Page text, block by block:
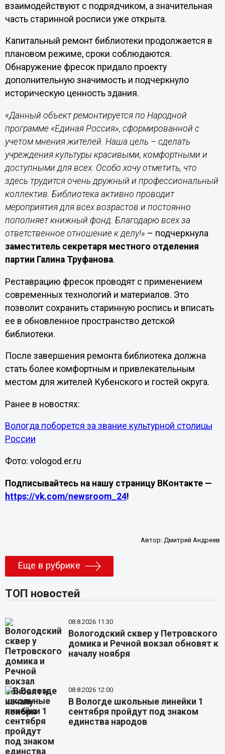
взаимодействуют с подрядчиком, а значительная
часть старинной росписи уже открыта.
Капитальный ремонт библиотеки продолжается в
плановом режиме, сроки соблюдаются.
Обнаружение фресок придало проекту
дополнительную значимость и подчеркнуло
историческую ценность здания.
«Данный объект ремонтируется по Народной
программе «Единая Россия», сформированной с
учетом мнения жителей. Наша цель – сделать
учреждения культуры красивыми, комфортными и
доступными для всех. Особо хочу отметить, что
здесь трудится очень дружный и профессиональный
коллектив. Библиотека активно проводит
мероприятия для всех возрастов и постоянно
пополняет книжный фонд. Благодарю всех за
ответственное отношение к делу!» – подчеркнула
заместитель секретаря местного отделения
партии Галина Труфанова.
Реставрацию фресок проводят с применением
современных технологий и материалов. Это
позволит сохранить старинную роспись и вписать
ее в обновленное пространство детской
библиотеки.
После завершения ремонта библиотека должна
стать более комфортным и привлекательным
местом для жителей Кубенского и гостей округа.
Ранее в новостях:
Вологда поборется за звание культурной столицы
России
Фото: vologod.er.ru
Подписывайтесь на нашу страницу ВКонтакте —
https://vk.com/newsroom_24!
Автор: Дмитрий Андреев
Еще в рубрике
ТОП новостей
08.8.2026 11:30
Вологодский сквер у Петровского
домика и Речной вокзал обновят к
началу ноября
08.8.2026 12:00
В Вологде школьные линейки 1
сентября пройдут под знаком
единства народов